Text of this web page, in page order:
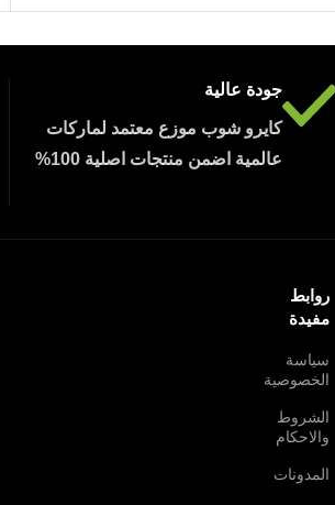
جودة عالية
كايرو شوب موزع معتمد لماركات
عالمية اضمن منتجات اصلية 100%
روابط
مفيدة
سياسة
الخصوصية
الشروط
والاحكام
المدونات